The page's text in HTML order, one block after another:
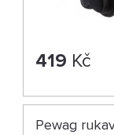
419 Kč
Pewag